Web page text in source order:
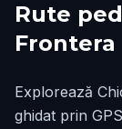
Rute
Frontera
Explorează
ghidat prin